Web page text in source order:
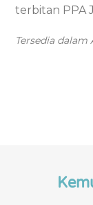
terbitan PPA
Tersedia dalam